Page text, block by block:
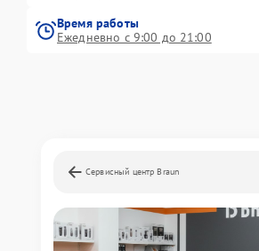
Время работы
Ежедневно с 9:00 до 21:00
Сервисный центр Braun